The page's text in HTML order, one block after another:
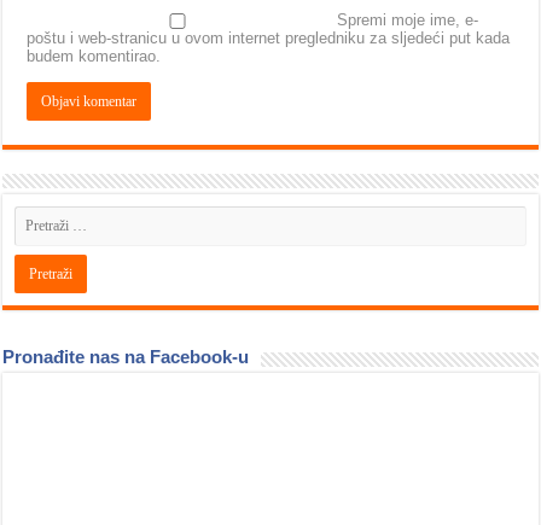
Spremi moje ime, e-
poštu i web-stranicu u ovom internet pregledniku za sljedeći put kada
budem komentirao.
Pronađite nas na Facebook-u